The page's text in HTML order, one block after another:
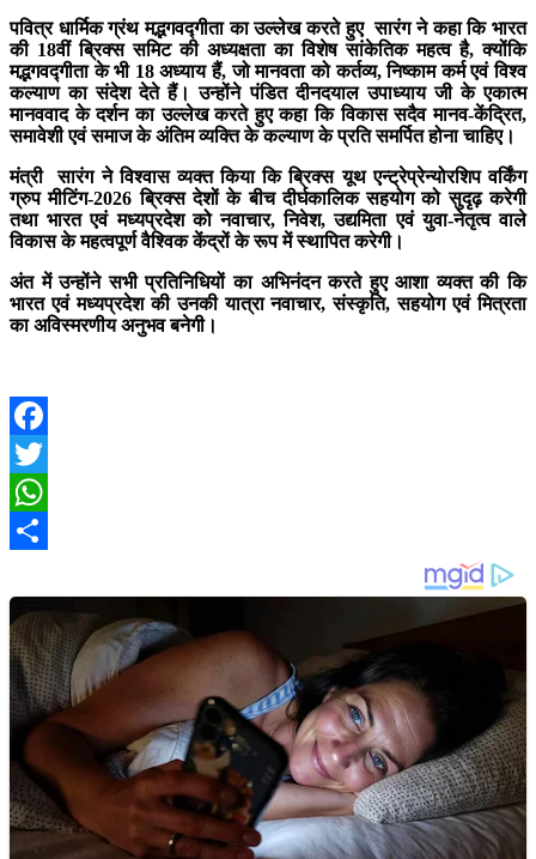
पवित्र धार्मिक ग्रंथ मद्भगवद्गीता का उल्लेख करते हुए सारंग ने कहा कि भारत
की 18वीं ब्रिक्स समिट की अध्यक्षता का विशेष सांकेतिक महत्व है, क्योंकि
मद्भगवद्गीता के भी 18 अध्याय हैं, जो मानवता को कर्तव्य, निष्काम कर्म एवं विश्व
कल्याण का संदेश देते हैं। उन्होंने पंडित दीनदयाल उपाध्याय जी के एकात्म
मानववाद के दर्शन का उल्लेख करते हुए कहा कि विकास सदैव मानव-केंद्रित,
समावेशी एवं समाज के अंतिम व्यक्ति के कल्याण के प्रति समर्पित होना चाहिए।
मंत्री सारंग ने विश्वास व्यक्त किया कि ब्रिक्स यूथ एन्ट्रेप्रेन्योरशिप वर्किंग
ग्रुप मीटिंग-2026 ब्रिक्स देशों के बीच दीर्घकालिक सहयोग को सुदृढ़ करेगी
तथा भारत एवं मध्यप्रदेश को नवाचार, निवेश, उद्यमिता एवं युवा-नेतृत्व वाले
विकास के महत्वपूर्ण वैश्विक केंद्रों के रूप में स्थापित करेगी।
अंत में उन्होंने सभी प्रतिनिधियों का अभिनंदन करते हुए आशा व्यक्त की कि
भारत एवं मध्यप्रदेश की उनकी यात्रा नवाचार, संस्कृति, सहयोग एवं मित्रता
का अविस्मरणीय अनुभव बनेगी।
Facebook
Twitter
WhatsApp